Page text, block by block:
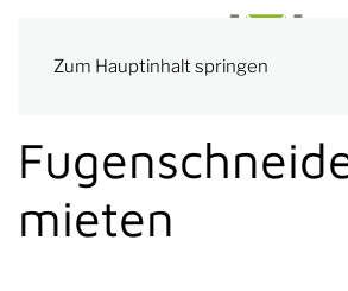
Zum Hauptinhalt springen
mieten